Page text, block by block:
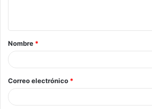
Nombre *
Correo electrónico *